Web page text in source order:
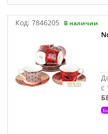
Код: 7846205 В наличии
с